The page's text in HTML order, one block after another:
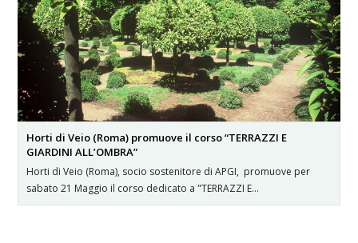
Horti di Veio (Roma) promuove il corso “TERRAZZI E
GIARDINI ALL’OMBRA”
Horti di Veio (Roma), socio sostenitore di APGI, promuove per
sabato 21 Maggio il corso dedicato a "TERRAZZI E…